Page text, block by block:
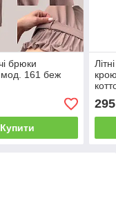
брюки
161 беж
Купити
295